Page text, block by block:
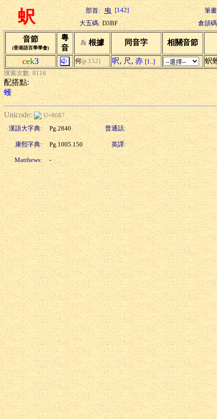
蚇 部首: [142]
筆
大五碼: D3BF 倉頡
音節
(香港語言學學會)
粵
音
& 根據 同音字 相關音節
cek3 何(p.152) 呎, 尺 , 赤 [1..] 蚇
搜索次數: 8118
配搭點:
蠖
Unicode:
U+8687
漢語大字典:
Pg.2840 普通話:
康熙字典: Pg.1005.150 英譯:
Matthews: -